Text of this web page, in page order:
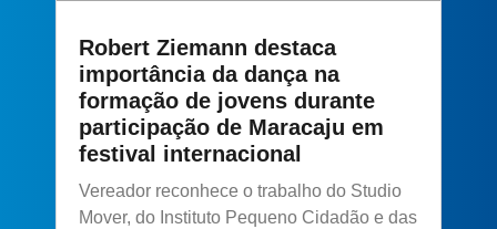
Robert Ziemann destaca
importância da dança na
formação de jovens durante
participação de Maracaju em
festival internacional
Vereador reconhece o trabalho do Studio
Mover, do Instituto Pequeno Cidadão e das